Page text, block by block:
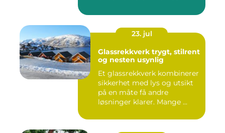
23. jul
Glassrekkverk trygt, stilrent
og nesten usynlig
Et glassrekkverk kombinerer
sikkerhet med lys og utsikt
på en måte få andre
løsninger klarer. Mange ...